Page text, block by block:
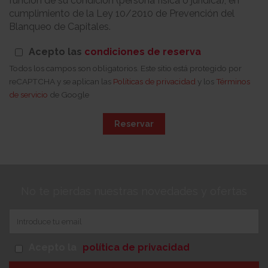
cumplimiento de la Ley 10/2010 de Prevención del
Blanqueo de Capitales.
Acepto las condiciones de reserva
Todos los campos son obligatorios. Este sitio está protegido por
reCAPTCHA y se aplican las Políticas de privacidad y los Términos
de servicio de Google
Reservar
política de privacidad